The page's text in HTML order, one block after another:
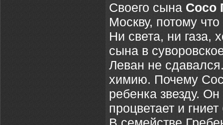
Своего сына Сосо
Москву, потому
Ни света, ни газа,
сына в
Леван не
химию. Почему
ребенка звезду.
процветает и